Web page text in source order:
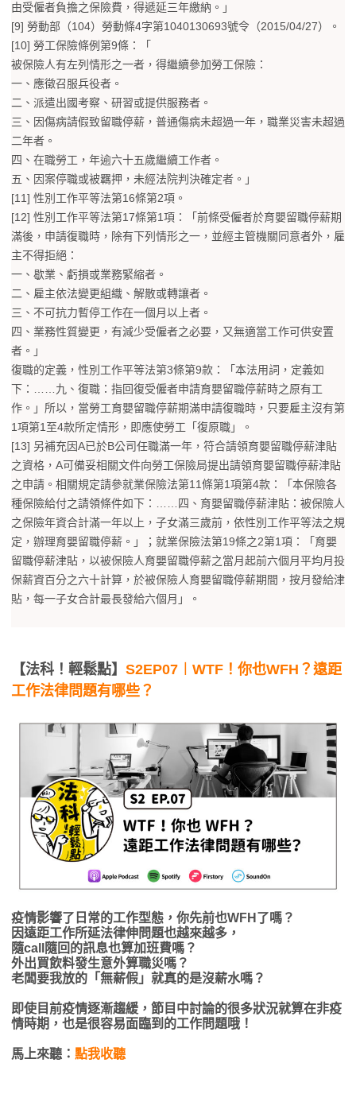
由受僱者負擔之保險費，得遞延三年繳納。」
[9] 勞動部（104）勞動條4字第1040130693號令（2015/04/27）。
[10] 勞工保險條例第9條：「
被保險人有左列情形之一者，得繼續參加勞工保險：
一、應徵召服兵役者。
二、派遣出國考察、研習或提供服務者。
三、因傷病請假致留職停薪，普通傷病未超過一年，職業災害未超過
二年者。
四、在職勞工，年逾六十五歲繼續工作者。
五、因案停職或被羈押，未經法院判決確定者。」
[11] 性別工作平等法第16條第2項。
[12] 性別工作平等法第17條第1項：「前條受僱者於育嬰留職停薪期
滿後，申請復職時，除有下列情形之一，並經主管機關同意者外，雇
主不得拒絕：
一、歇業、虧損或業務緊縮者。
二、雇主依法變更組織、解散或轉讓者。
三、不可抗力暫停工作在一個月以上者。
四、業務性質變更，有減少受僱者之必要，又無適當工作可供安置
者。」
復職的定義，性別工作平等法第3條第9款：「本法用詞，定義如
下：……九、復職：指回復受僱者申請育嬰留職停薪時之原有工
作。」所以，當勞工育嬰留職停薪期滿申請復職時，只要雇主沒有第
1項第1至4款所定情形，即應使勞工「復原職」。
[13] 另補充因A已於B公司任職滿一年，符合請領育嬰留職停薪津貼
之資格，A可備妥相關文件向勞工保險局提出請領育嬰留職停薪津貼
之申請。相關規定請參就業保險法第11條第1項第4款：「本保險各
種保險給付之請領條件如下：……四、育嬰留職停薪津貼：被保險人
之保險年資合計滿一年以上，子女滿三歲前，依性別工作平等法之規
定，辦理育嬰留職停薪。」；就業保險法第19條之2第1項：「育嬰
留職停薪津貼，以被保險人育嬰留職停薪之當月起前六個月平均月投
保薪資百分之六十計算，於被保險人育嬰留職停薪期間，按月發給津
貼，每一子女合計最長發給六個月」。
【法科！輕鬆點】 S2EP07︱WTF！你也WFH？遠距
工作法律問題有哪些？
疫情影響了日常的工作型態，你先前也WFH了嗎？
因遠距工作所延法律伸問題也越來越多，
隨call隨回的訊息也算加班費嗎？
外出買飲料發生意外算職災嗎？
老闆要我放的「無薪假」就真的是沒薪水嗎？
即使目前疫情逐漸趨緩，節目中討論的很多狀況就算在非疫
情時期，也是很容易面臨到的工作問題哦！
馬上來聽： 點我收聽